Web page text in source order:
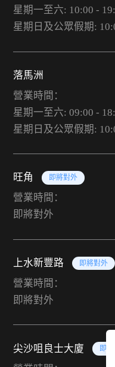
星期一至六: 10:00 -
星期日及公眾假期:
落馬洲
營業時間：
星期一至六: 09:00 -
星期日及公眾假期:
旺角 即將對外
營業時間：
即將對外
上水新豐路 即將對外
營業時間：
即將對外
尖沙咀良士大廈 即